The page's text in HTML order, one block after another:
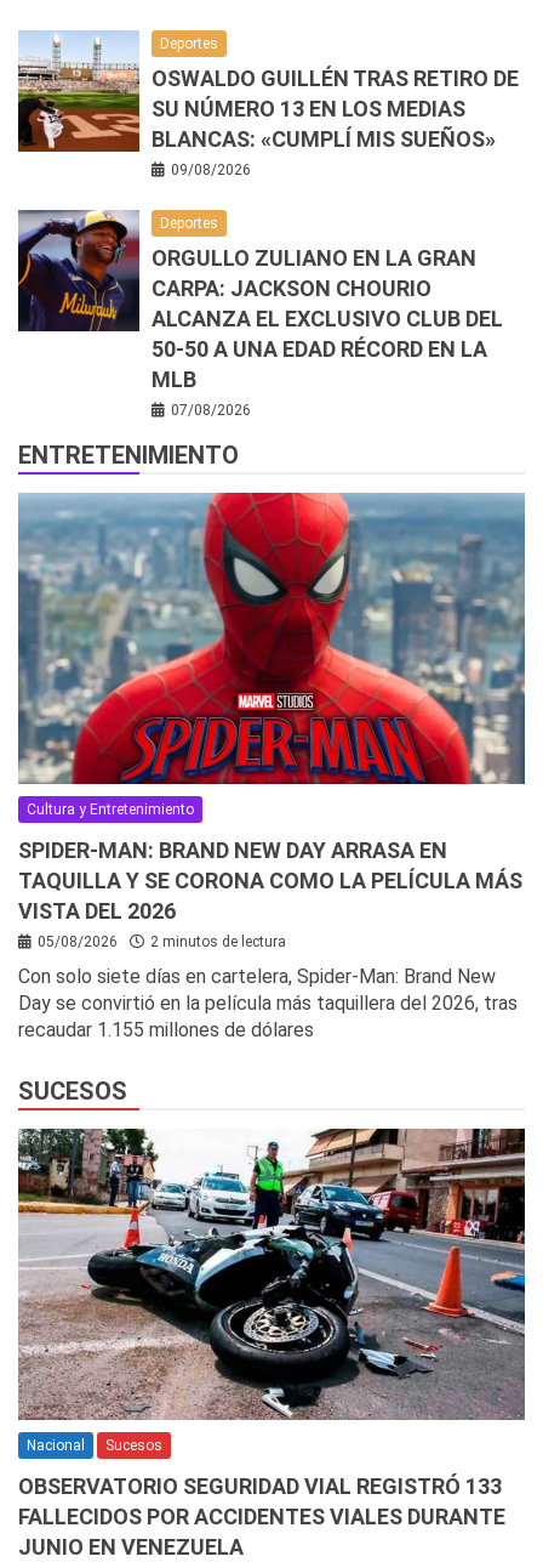
Deportes
OSWALDO GUILLÉN TRAS RETIRO DE
SU NÚMERO 13 EN LOS MEDIAS
BLANCAS: «CUMPLÍ MIS SUEÑOS»
09/08/2026
Deportes
ORGULLO ZULIANO EN LA GRAN
CARPA: JACKSON CHOURIO
ALCANZA EL EXCLUSIVO CLUB DEL
50-50 A UNA EDAD RÉCORD EN LA
MLB
07/08/2026
ENTRETENIMIENTO
Cultura y Entretenimiento
SPIDER-MAN: BRAND NEW DAY ARRASA EN
TAQUILLA Y SE CORONA COMO LA PELÍCULA MÁS
VISTA DEL 2026
05/08/2026 2 minutos de lectura
Con solo siete días en cartelera, Spider-Man: Brand New
Day se convirtió en la película más taquillera del 2026, tras
recaudar 1.155 millones de dólares
SUCESOS
Nacional Sucesos
OBSERVATORIO SEGURIDAD VIAL REGISTRÓ 133
FALLECIDOS POR ACCIDENTES VIALES DURANTE
JUNIO EN VENEZUELA